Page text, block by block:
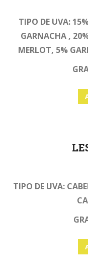
TIPO DE UVA:
GARNACHA ,
MERLOT, 5%
TIPO DE UVA: